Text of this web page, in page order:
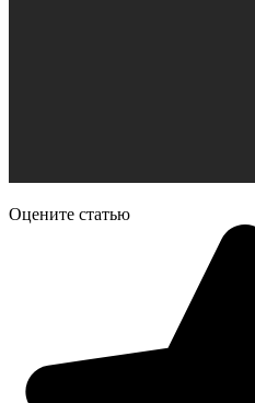
Оцените статью